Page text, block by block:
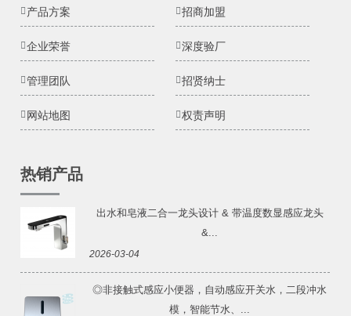
产品方案 招商加盟
企业荣誉 深度验厂
管理团队 招贤纳士
网站地图 权责声明
热销产品
出水和皂液二合一龙头设计 & 带温度数显感应龙头
&...
2026-03-04
◎非接触式感应小便器，自动感应开关水，二段冲水
模，智能节水、...